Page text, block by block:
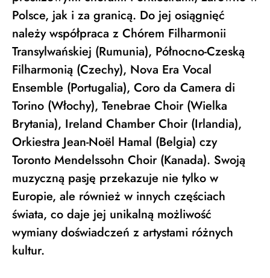
Polsce, jak i za granicą. Do jej osiągnięć
należy współpraca z Chórem Filharmonii
Transylwańskiej (Rumunia), Północno-Czeską
Filharmonią (Czechy), Nova Era Vocal
Ensemble (Portugalia), Coro da Camera di
Torino (Włochy), Tenebrae Choir (Wielka
Brytania), Ireland Chamber Choir (Irlandia),
Orkiestra Jean-Noël Hamal (Belgia) czy
Toronto Mendelssohn Choir (Kanada). Swoją
muzyczną pasję przekazuje nie tylko w
Europie, ale również w innych częściach
świata, co daje jej unikalną możliwość
wymiany doświadczeń z artystami różnych
kultur.